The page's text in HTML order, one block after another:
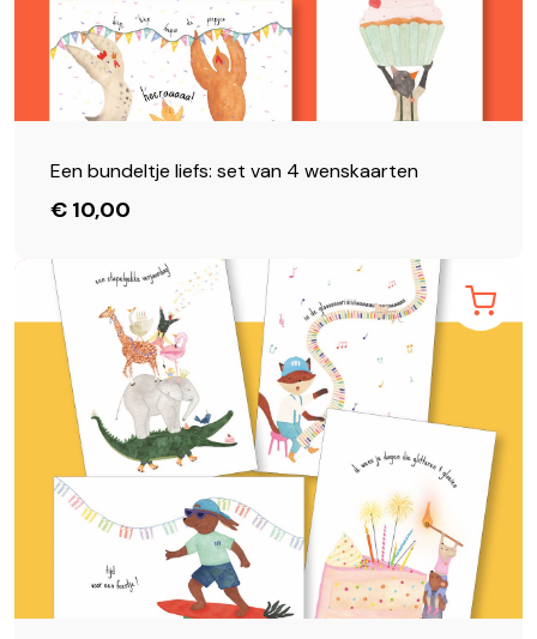
Een bundeltje liefs: set van 4 wenskaarten
€ 10,00